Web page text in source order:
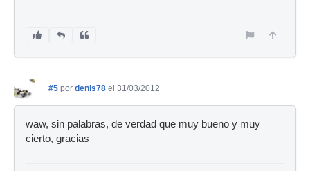
#5 por denis78 el 31/03/2012
waw, sin palabras, de verdad que muy bueno y muy
cierto, gracias